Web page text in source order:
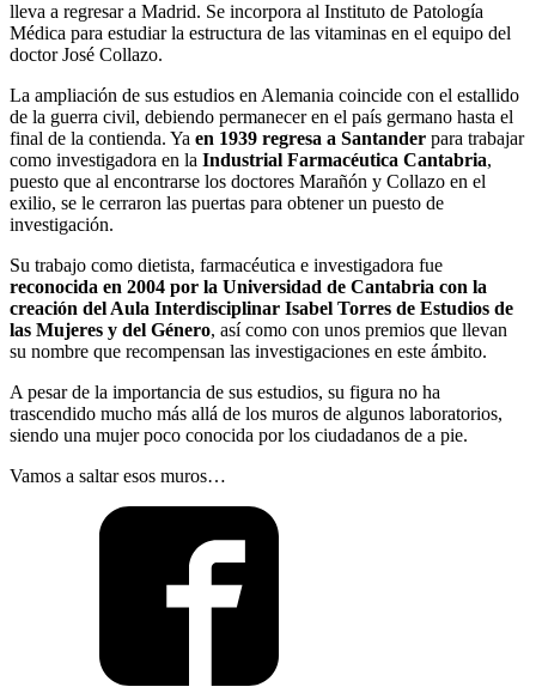
lleva a regresar a Madrid. Se incorpora al Instituto de Patología
Médica para estudiar la estructura de las vitaminas en el equipo del
doctor José Collazo.
La ampliación de sus estudios en Alemania coincide con el estallido
de la guerra civil, debiendo permanecer en el país germano hasta el
final de la contienda. Ya en 1939 regresa a Santander para trabajar
como investigadora en la Industrial Farmacéutica Cantabria,
puesto que al encontrarse los doctores Marañón y Collazo en el
exilio, se le cerraron las puertas para obtener un puesto de
investigación.
Su trabajo como dietista, farmacéutica e investigadora fue
reconocida en 2004 por la Universidad de Cantabria con la
creación del Aula Interdisciplinar Isabel Torres de Estudios de
las Mujeres y del Género, así como con unos premios que llevan
su nombre que recompensan las investigaciones en este ámbito.
A pesar de la importancia de sus estudios, su figura no ha
trascendido mucho más allá de los muros de algunos laboratorios,
siendo una mujer poco conocida por los ciudadanos de a pie.
Vamos a saltar esos muros…